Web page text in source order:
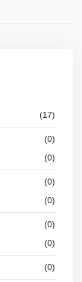
(17)
(0)
(0)
(0)
(0)
(0)
(0)
(0)